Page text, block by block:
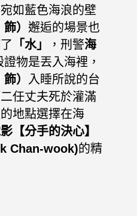
如藍色海浪的壁
） 邂逅的場景也
「水」 ，刑警海
物是丟入海裡，
）
入睡所說的台
任丈夫死於灌滿
地點選擇在海
【分手的決心】
Chan-wook)的精